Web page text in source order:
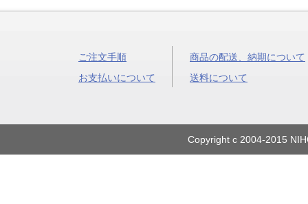
ご注文手順
お支払いについて
商品の配送、納期について
送料について
Copyright c 2004-2015